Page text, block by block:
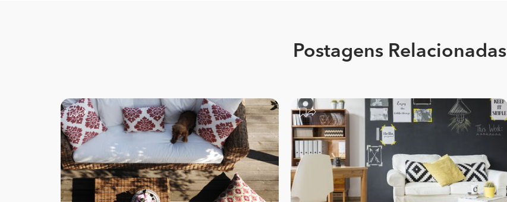
Postagens Relacionadas